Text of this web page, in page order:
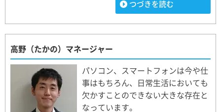
つづきを読む
高野（たかの）マネージャー
パソコン、スマートフォンは今や仕
事はもちろん、日常生活においても
欠かすことのできない大きな存在と
なっています。